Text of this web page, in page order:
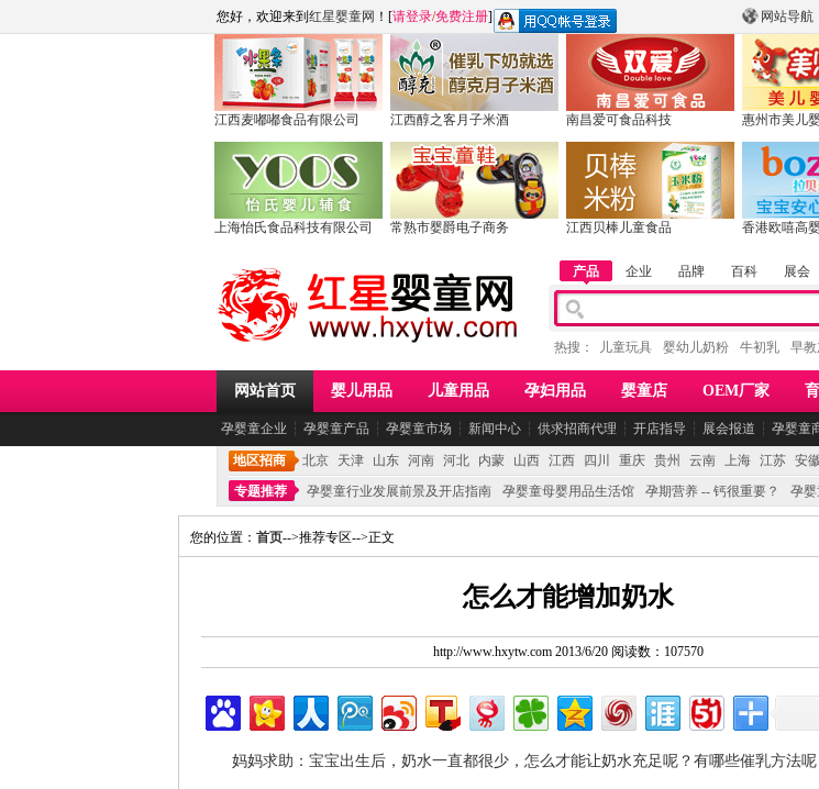
网站导航
您好，欢迎来到 红星婴童网 ！[请登录/免费注册]
江西麦嘟嘟食品有限公司 江西醇之客月子米酒 南昌爱可食品科技 惠州市美儿
上海怡氏食品科技有限公司 常熟市婴爵电子商务 江西贝棒儿童食品 香港欧嘻高
产品 企业 品牌 百科 展会
热搜： 儿童玩具 婴幼儿奶粉 牛初乳 早教
网站首页 婴儿用品 儿童用品 孕妇用品 婴童店 OEM厂家
孕婴童企业 ┆ 孕婴童产品 ┆ 孕婴童市场 ┆ 新闻中心 ┆ 供求招商代理 ┆ 开店指导 ┆ 展会报道 ┆ 孕婴童
地区招商 北京 天津 山东 河南 河北 内蒙 山西 江西 四川 重庆 贵州 云南 上海 江苏 安
专题推荐
孕婴童行业发展前景及开店指南 孕婴童母婴用品生活馆 孕期营养 -- 钙很重要？ 孕
您的位置： 首页-->推荐专区-->正文
怎么才能增加奶水
http://www.hxytw.com 2013/6/20 阅读数：107570
妈妈求助：宝宝出生后，奶水一直都很少，怎么才能让奶水充足呢？有哪些催乳方法呢